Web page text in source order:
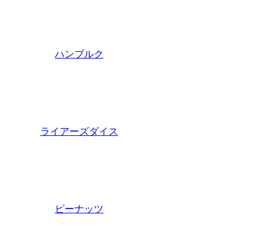
ハンブルク
ライアーズダイス
ピーナッツ